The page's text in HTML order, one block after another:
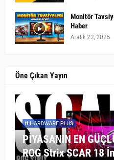
Monitör
Haber
Aralık 22, 2025
Öne Çıkan Yayın
HARDWARE PLUS
PİYASANIN EN
ROG Strix SCAR 18